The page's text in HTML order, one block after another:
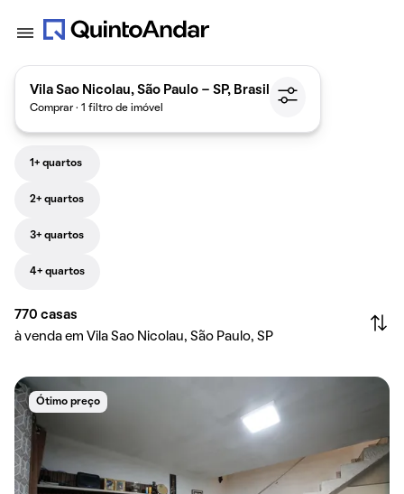
Vila Sao Nicolau, São Paulo - SP, Brasil
Comprar · 1 filtro de imóvel
1+ quartos
2+ quartos
3+ quartos
4+ quartos
770 casas
à venda em Vila Sao Nicolau, São Paulo, SP
Ótimo preço